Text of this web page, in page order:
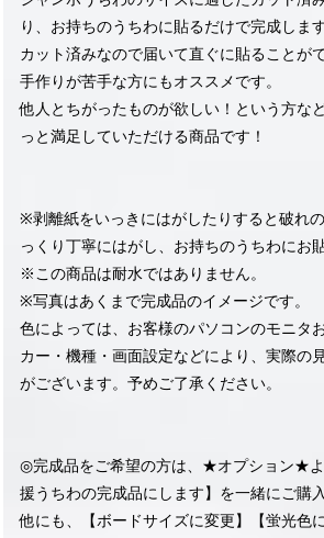
り、お持ちのうちわに貼るだけで完成します
カット済みなので届いて直ぐに貼ることが
手作りが苦手な方にもオススメです。
他人とちがったものが欲しい！という方な
っと満足していただける商品です！
※剥離紙をいっきにはがしたりすると破れ
っくり丁寧にはがし、お持ちのうちわにお
※この商品は耐水ではありません。
※写真はあくまで完成品のイメージです。
色によっては、お客様のパソコンのモニタ
カー・機種・画面設定などにより、実際の
がございます。予めご了承ください。
◎完成品をご希望の方は、★オプション★
援うちわの完成品にします】を一緒にご購
他にも、【ボードサイズに変更】【蛍光色